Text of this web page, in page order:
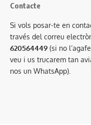
Contacte
Si vols posar-te en
través del correu
620564449 (si no
veu i us trucarem tan
nos un WhatsApp).